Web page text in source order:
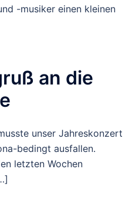
-musiker einen kleinen
an die
unser Jahreskonzert
bedingt ausfallen.
letzten Wochen